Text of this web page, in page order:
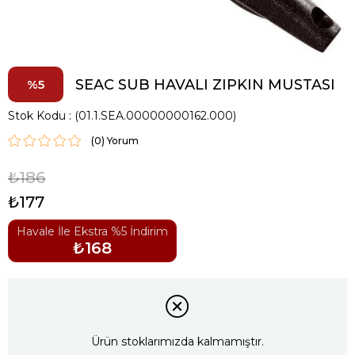
5 SEAC SUB HAVALI ZIPKIN MUSTASI
Stok Kodu (01.1.SEA.00000000162.000)
(0)
₺186
₺177
Havale İle Ekstra %5 İndirim
₺168
Ürün stoklarımızda kalmamıştır.